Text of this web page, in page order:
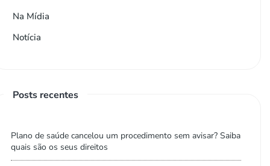
Na Mídia
Notícia
Posts recentes
Plano de saúde cancelou um procedimento sem avisar? Saiba
quais são os seus direitos